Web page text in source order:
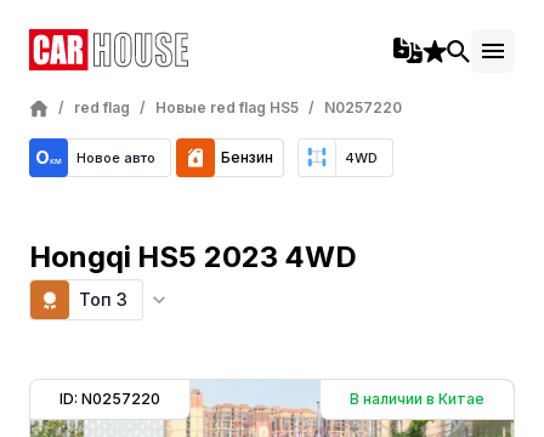
/ red flag / Новые red flag HS5 / N0257220
Новое авто Бензин 4WD
Hongqi HS5 2023 4WD
Топ 3
ID: N0257220 В наличии в Китае